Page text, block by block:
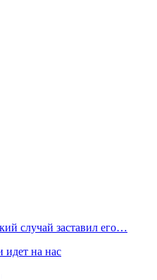
случай заставил его…
идет на нас